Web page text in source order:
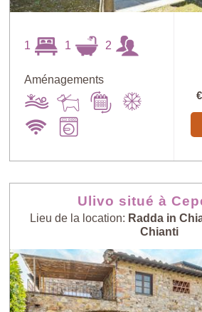
1 1 2
Aménagements
Ulivo situé à
Lieu de la location: Radda in
Chianti